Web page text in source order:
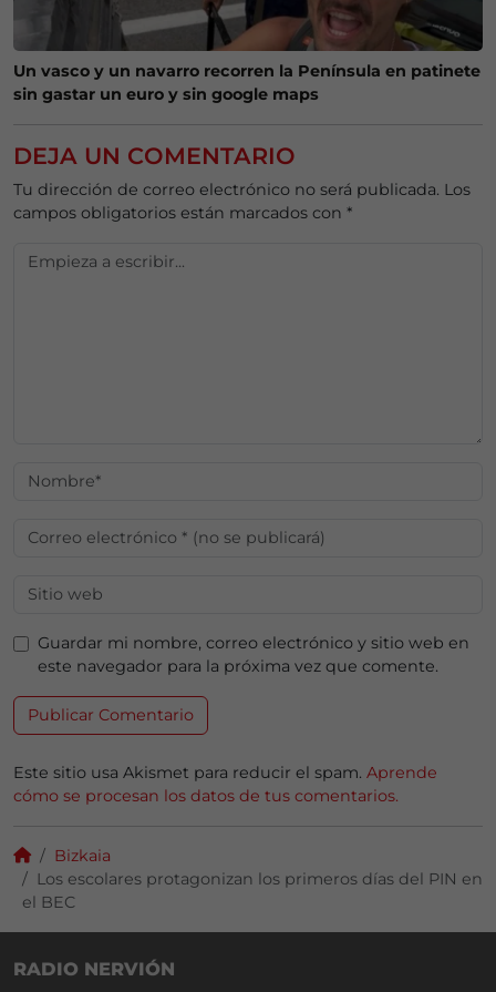
Un vasco y un navarro recorren la Península en patinete
sin gastar un euro y sin google maps
DEJA UN COMENTARIO
Tu dirección de correo electrónico no será publicada. Los
campos obligatorios están marcados con *
Guardar mi nombre, correo electrónico y sitio web en
este navegador para la próxima vez que comente.
Este sitio usa Akismet para reducir el spam. Aprende
cómo se procesan los datos de tus comentarios.
Bizkaia
Los escolares protagonizan los primeros días del PIN en
el BEC
RADIO NERVIÓN